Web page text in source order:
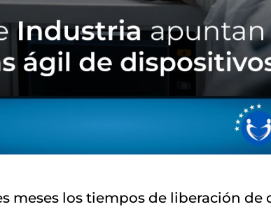
meses los tiempos de liberación